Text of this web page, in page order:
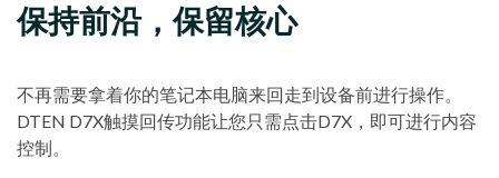
保持前沿，保留核心
不再需要拿着你的笔记本电脑来回走到设备前进行操作。
DTEN D7X触摸回传功能让您只需点击D7X，即可进行内容
控制。